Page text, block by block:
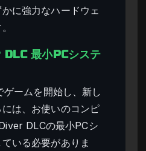
に強力なハードウェ
最小PCシステ
ームを開始し、新し
は、お使いのコンピ
DLCの最小PCシ
いる必要がありま